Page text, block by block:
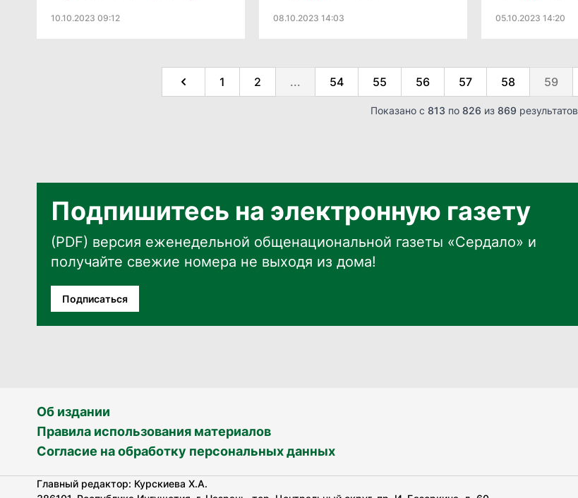
10.10.2023 09:12 08.10.2023 14:03 05.10.2023 14:20
1 2 ... 54 55 56 57 58 59
Показано с 813 по 826 из 869 результатов
Подпишитесь на электронную газету
(PDF) версия еженедельной общенациональной газеты «Сердало» и
получайте свежие номера не выходя из дома!
Подписаться
Об издании
Правила использования материалов
Согласие на обработку персональных данных
Главный редактор: Курскиева Х.А.